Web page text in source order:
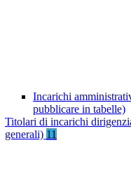
Incarichi
pubblicare in tabelle)
Titolari di incarichi
generali) 11